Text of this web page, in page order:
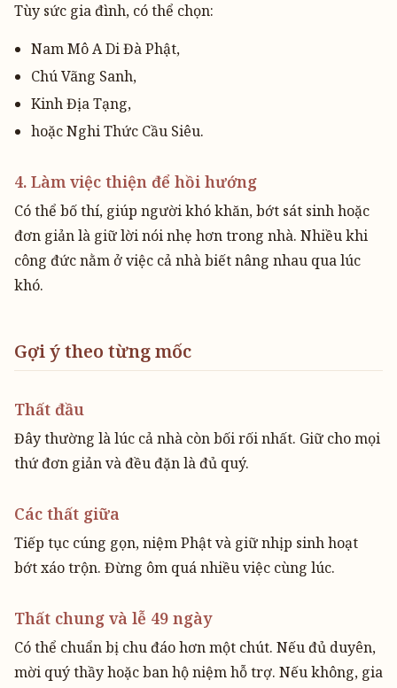
Tùy sức gia đình, có thể chọn:
Nam Mô A Di Đà Phật,
Chú Vãng Sanh,
Kinh Địa Tạng,
hoặc Nghi Thức Cầu Siêu.
4. Làm việc thiện để hồi hướng
Có thể bố thí, giúp người khó khăn, bớt sát sinh hoặc
đơn giản là giữ lời nói nhẹ hơn trong nhà. Nhiều khi
công đức nằm ở việc cả nhà biết nâng nhau qua lúc
khó.
Gợi ý theo từng mốc
Thất đầu
Đây thường là lúc cả nhà còn bối rối nhất. Giữ cho mọi
thứ đơn giản và đều đặn là đủ quý.
Các thất giữa
Tiếp tục cúng gọn, niệm Phật và giữ nhịp sinh hoạt
bớt xáo trộn. Đừng ôm quá nhiều việc cùng lúc.
Thất chung và lễ 49 ngày
Có thể chuẩn bị chu đáo hơn một chút. Nếu đủ duyên,
mời quý thầy hoặc ban hộ niệm hỗ trợ. Nếu không, gia